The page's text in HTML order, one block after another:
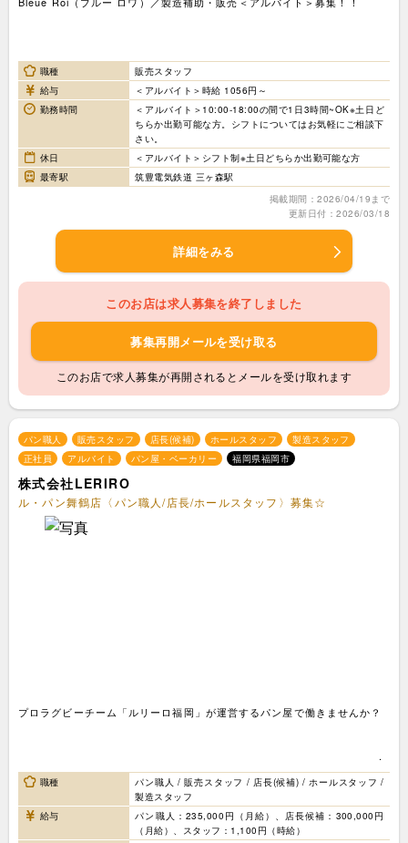
職種
販売スタッフ
給与
＜アルバイト＞時給 1056円～
勤務時間
＜アルバイト＞10:00-18:00の間で1日3時間~OK※土日ど
ちらか出勤可能な方。シフトについてはお気軽にご相談下
さい。
休日
＜アルバイト＞シフト制※土日どちらか出勤可能な方
最寄駅
筑豊電気鉄道 三ヶ森駅
掲載期間：2026/04/19まで
更新日付：2026/03/18
詳細をみる
このお店は求人募集を終了しました
募集再開メールを受け取る
このお店で求人募集が再開されるとメールを受け取れます
パン職人 販売スタッフ 店長(候補) ホールスタッフ
製造スタッフ
正社員
アルバイト パン屋・ベーカリー 福岡県福岡市
株式会社LERIRO
ル・パン舞鶴店〈パン職人/店長/ホールスタッフ〉募集☆
プロラグビーチーム「ルリーロ福岡」が運営するパン屋で働きませんか？
職種
パン職人 / 販売スタッフ / 店長(候補) / ホールスタッフ /
製造スタッフ
給与
パン職人：235,000円（月給）、店長候補：300,000円
（月給）、スタッフ：1,100円（時給）